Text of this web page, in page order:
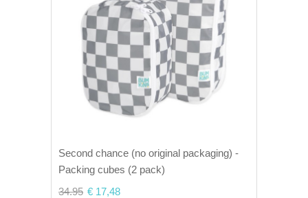
Second chance (no original packaging) -
Packing cubes (2 pack)
34.95 € 17,48